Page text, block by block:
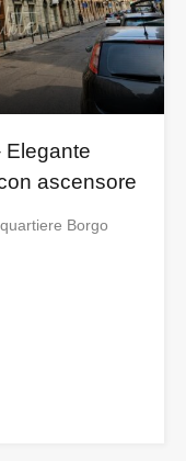
Elegante
ascensore
Borgo